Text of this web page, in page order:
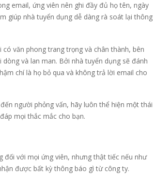
email, ứng viên nên ghi đầy đủ họ tên, ngày
giúp nhà tuyển dụng dễ dàng rà soát lại thông
văn phong trang trọng và chân thành, bên
và lan man. Bởi nhà tuyển dụng sẽ đánh
chí là họ bỏ qua và không trả lời email cho
người phỏng vấn, hãy luôn thể hiện một thái
mọi thắc mắc cho bạn.
đối với mọi ứng viên, nhưng thật tiếc nếu như
được bất kỳ thông báo gì từ công ty.